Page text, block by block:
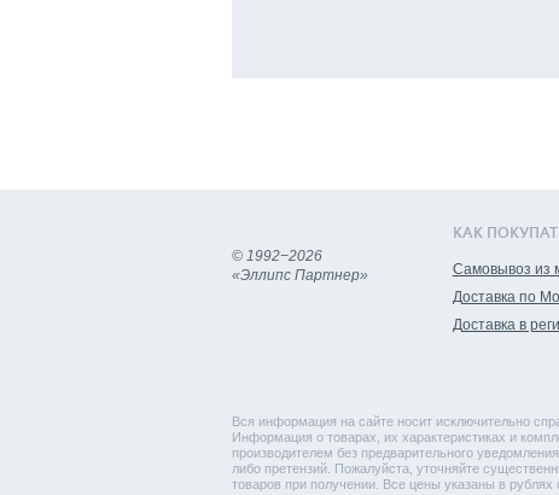
© 1992−2026
«Эллипс Партнер»
КАК
Самовывоз из
Доставка по
Доставка в
Вся информация на сайте носит исключительно
Информация о товарах, их характеристиках и
производителем без предварительного
либо претензий. Пожалуйста, уточняйте
товаров при получении. Все цены указаны в рублях